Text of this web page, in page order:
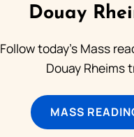
Douay
Follow today's Mass
Douay Rheims
MASS